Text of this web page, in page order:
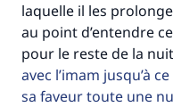
laquelle il les
au point d’entendre
pour le reste de la
avec l’imam jusqu’à
sa faveur toute une